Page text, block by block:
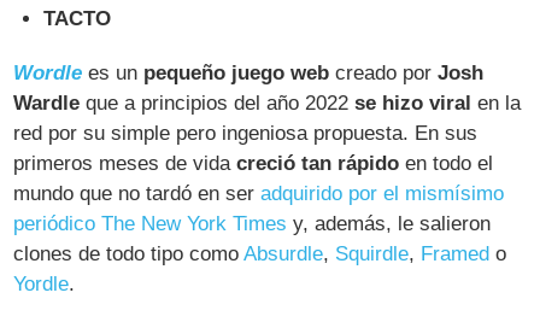
TACTO
Wordle es un pequeño juego web creado porJosh
Wardle que a principios del año 2022se hizo viral en la
red por su simple pero ingeniosa propuesta. En sus
primeros meses de vidacreció tan rápido en todo el
mundo que no tardó en seradquirido por el mismísimo
periódico The New York Times y, además, le salieron
clones de todo tipo comoAbsurdle, Squirdle, Framed o
Yordle.